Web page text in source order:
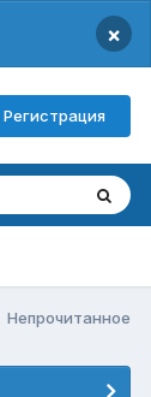
×
Регистрация
Непрочитанное